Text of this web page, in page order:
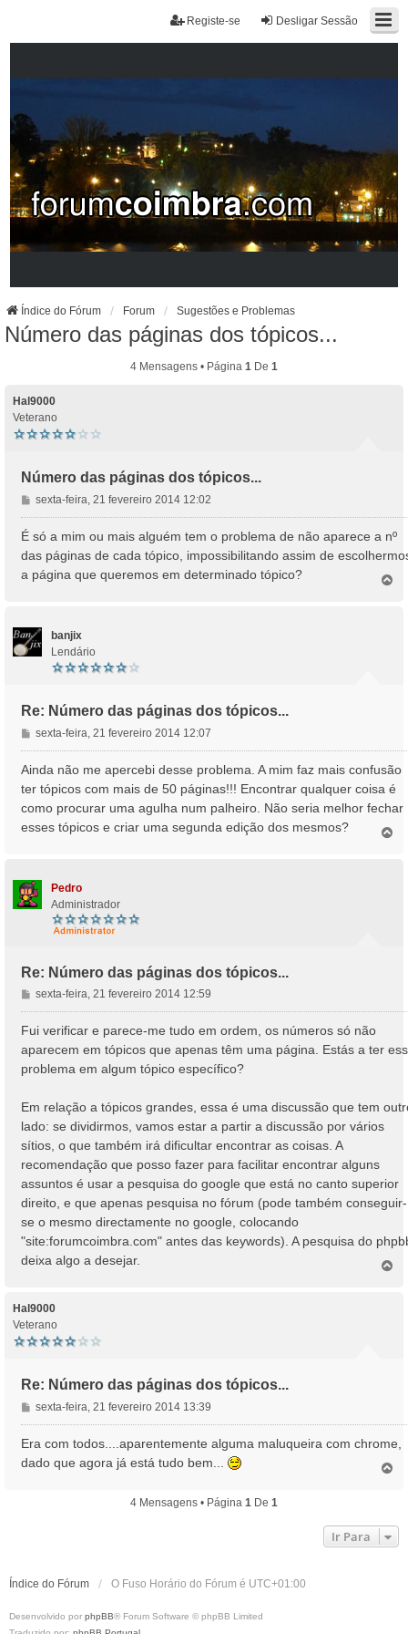
Desligar Sessão
Registe-se
Índice do Fórum Forum Sugestões e Problemas
Número das páginas dos tópicos...
4 Mensagens • Página 1 De 1
Hal9000
Veterano
Número das páginas dos tópicos...
M
e
a
g
sexta-feira, 21 fevereiro 2014 12:02
É só a mim ou mais alguém tem o problema de não aparece a nº
das páginas de cada tópico, impossibilitando assim de
a página que queremos em determinado tópico?
banjix
Lendário
Re: Número das páginas dos tópicos...
M
e
n
a
g
e
sexta-feira, 21 fevereiro 2014 12:07
Ainda não me apercebi desse problema. A mim faz mais confusão
ter tópicos com mais de 50 páginas!!! Encontrar qualquer coisa é
como procurar uma agulha num palheiro. Não seria melhor fechar
esses tópicos e criar uma segunda edição dos mesmos?
Pedro
Administrador
Re: Número das páginas dos tópicos...
M
e
n
g
m
sexta-feira, 21 fevereiro 2014 12:59
Fui verificar e parece-me tudo em ordem, os números só não
aparecem em tópicos que apenas têm uma página. Estás a ter
problema em algum tópico específico?
Em relação a tópicos grandes, essa é uma discussão que tem
lado: se dividirmos, vamos estar a partir a discussão por vários
sítios, o que também irá dificultar encontrar as coisas. A
recomendação que posso fazer para facilitar encontrar alguns
assuntos é usar a pesquisa do google que está no canto superior
direito, e que apenas pesquisa no fórum (pode também conseguir-
se o mesmo directamente no google, colocando
"site:forumcoimbra.com" antes das keywords). A pesquisa do
deixa algo a desejar.
Hal9000
Veterano
Re: Número das páginas dos tópicos...
M
e
a
sexta-feira, 21 fevereiro 2014 13:39
Era com todos....aparentemente alguma maluqueira com chrome,
dado que agora já está tudo bem...
4 Mensagens • Página 1 De 1
Ir Para
Índice do Fórum O Fuso Horário do Fórum é UTC+01:00
Desenvolvido por phpBB® Forum Software © phpBB Limited